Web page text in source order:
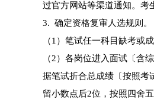
过官方网站等渠道通知。考
3. 确定资格复审人选规则。
（1）笔试任一科目缺考或
（2）各岗位进入面试〔含
据笔试折合总成绩〔按照考
留小数点后2位，按照四舍